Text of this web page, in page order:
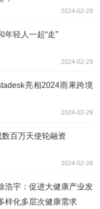
2024-02-29
轻人一起“走”
2024-02-29
亮相2024雨果跨境
2024-02-29
数百万天使轮融资
2024-02-28
浩宇：促进大健康产业发
样化多层次健康需求